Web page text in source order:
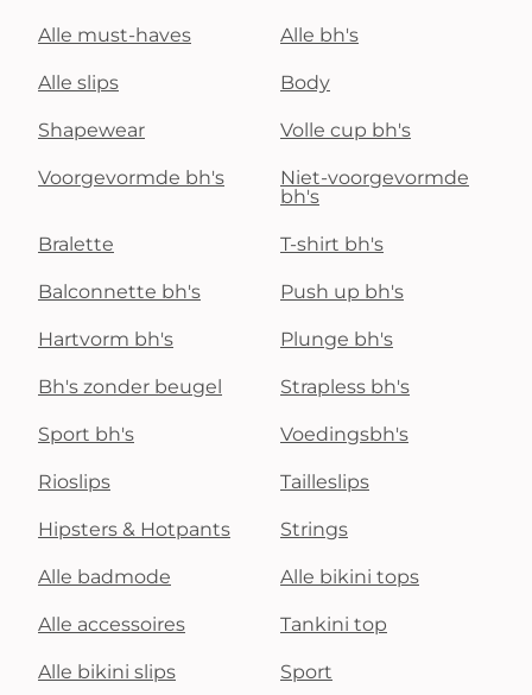
Alle must-haves Alle bh's
Alle slips Body
Shapewear Volle cup bh's
Voorgevormde bh's
Niet-voorgevormde
bh's
Bralette T-shirt bh's
Balconnette bh's Push up bh's
Hartvorm bh's Plunge bh's
Bh's zonder beugel Strapless bh's
Sport bh's Voedingsbh's
Rioslips Tailleslips
Hipsters & Hotpants Strings
Alle badmode Alle bikini tops
Alle accessoires Tankini top
Alle bikini slips Sport